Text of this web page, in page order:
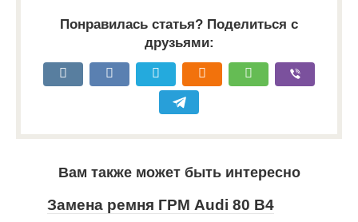
Понравилась статья? Поделиться с
друзьями:
Вам также может быть интересно
Замена ремня ГРМ Audi 80 B4